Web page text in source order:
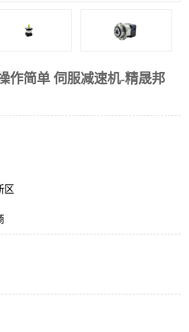
作简单 伺服减速机-精晟邦
区